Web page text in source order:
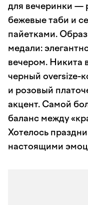
для вечеринки —
бежевые таби и
пайетками.
медали:
вечером. Никита
черный oversize-
и розовый
акцент. Самой
баланс между
Хотелось
настоящими